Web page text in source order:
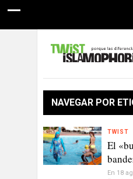
NAVEGAR POR
TWIST
El
En 18